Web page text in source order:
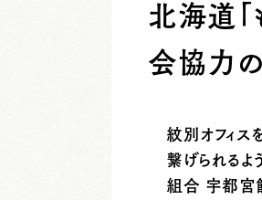
北海道
会協力
紋別オフィ
繋げられるよ
組合 宇都宮